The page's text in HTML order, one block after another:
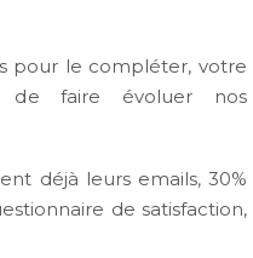
pour le compléter, votre
de faire évoluer nos
déjà leurs emails, 30%
de satisfaction,